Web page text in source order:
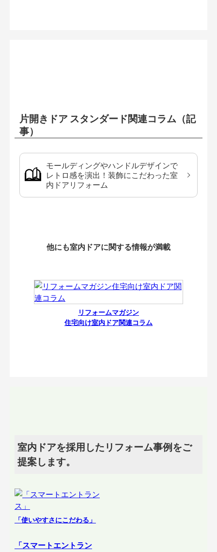
片開きドア スタンダード関連コラム（記
事）
モールディングやハンドルデザインで
レトロ感を演出！装飾にこだわった室
内ドアリフォーム
他にも室内ドアに関する情報が満載
リフォームマガジン
住宅向け室内ドア関連コラム
室内ドアを採用したリフォーム事例をご
提案します。
「使いやすさにこだわる」
「スマートエントラン